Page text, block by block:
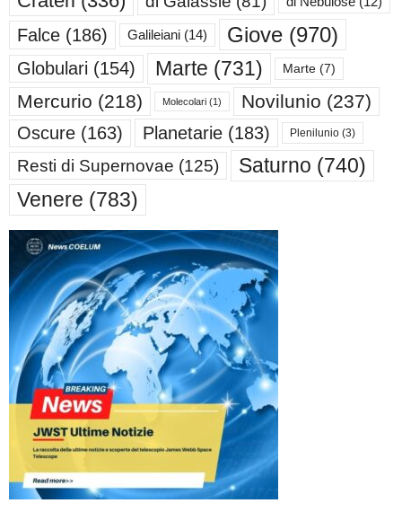
Falce (186) Galileiani (14) Giove (970)
Globulari (154) Marte (731) Marte (7)
Mercurio (218) Molecolari (1) Novilunio (237)
Oscure (163) Planetarie (183) Plenilunio (3)
Resti di Supernovae (125) Saturno (740)
Venere (783)